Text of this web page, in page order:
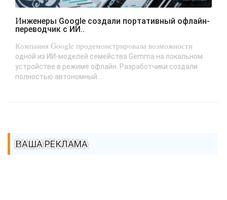
Инженеры Google создали портативный офлайн-
переводчик с ИИ..
Компания Google продемонстрировала возможности
одной из ИИ-моделей семейства Gemma на локальном
устройстве в режиме офлайн. Разработчики создали
полностью автономный...
ВАША РЕКЛАМА